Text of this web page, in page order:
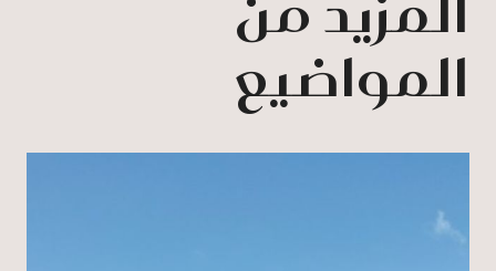
المواضيع